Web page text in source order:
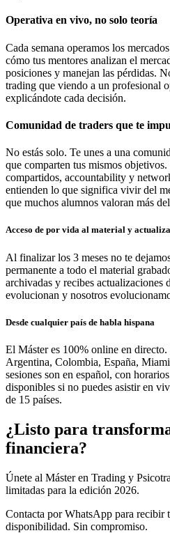
Operativa en vivo, no solo teoría
Cada semana operamos los
cómo tus mentores analizan el
posiciones y manejan las pérdidas.
trading que viendo a un profesional
explicándote cada decisión.
Comunidad de traders que te
No estás solo. Te unes a una
que comparten tus mismos
compartidos, accountability y
entienden lo que significa vivir del
que muchos alumnos valoran más
Acceso de por vida al material y
Al finalizar los 3 meses no te
permanente a todo el material
archivadas y recibes actualizaciones
evolucionan y nosotros
Desde cualquier país de habla hispana
El Máster es 100% online en
Argentina, Colombia, España,
sesiones son en español, con
disponibles si no puedes asistir en
de 15 países.
¿Listo para
financiera?
Únete al Máster en Trading y
limitadas para la edición 2026.
Contacta por WhatsApp para recibir
disponibilidad. Sin compromiso.